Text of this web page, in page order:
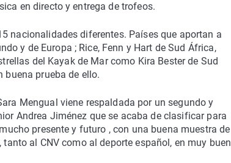
en directo y entrega de trofeos.
nacionalidades diferentes. Países que aportan a
y de Europa ; Rice, Fenn y Hart de Sud África,
del Kayak de Mar como Kira Bester de Sud
buena prueba de ello.
Mengual viene respaldada por un segundo y
Andrea Jiménez que se acaba de clasificar para
presente y futuro , con una buena muestra de
al CNV como al deporte español, en muy buen